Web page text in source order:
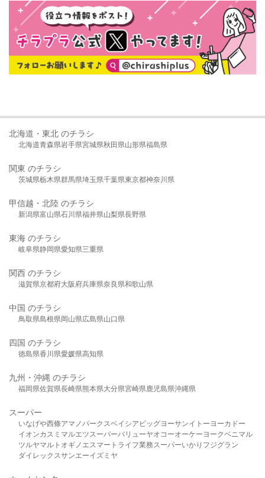
北海道・東北 のチラシ
北海道青森県岩手県宮城県秋田県山形県福島県
関東 のチラシ
茨城県栃木県群馬県埼玉県千葉県東京都神奈川県
甲信越・北陸 のチラシ
新潟県富山県石川県福井県山梨県長野県
東海 のチラシ
岐阜県静岡県愛知県三重県
関西 のチラシ
滋賀県京都府大阪府兵庫県奈良県和歌山県
中国 のチラシ
鳥取県島根県岡山県広島県山口県
四国 のチラシ
徳島県香川県愛媛県高知県
九州・沖縄 のチラシ
福岡県佐賀県長崎県熊本県大分県宮崎県鹿児島県沖縄県
スーパー
いなげや西條アマノパークスベイシア ビッグヨーサンイトーヨーカドー
イオンカスミ マルエツスーパーバリューヤオコーオーケー ヨークベニマル
ツルヤマルト オギノ エスマート ライフ業務スーパーいかり フジグラン
ダイレックスサンエーイズミヤ